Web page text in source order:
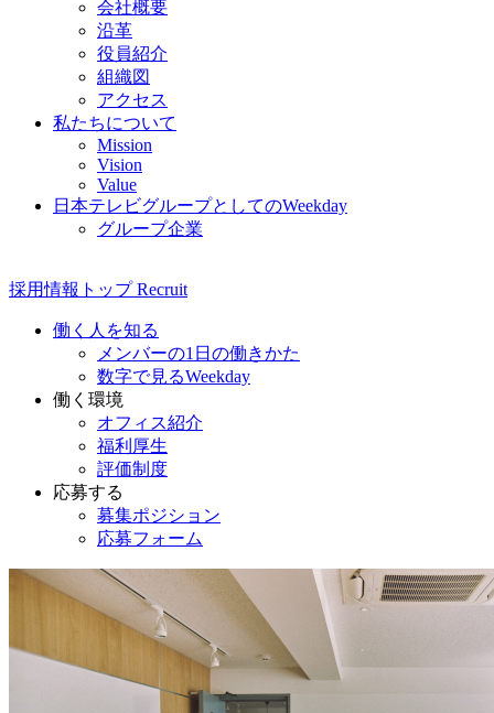
会社概要
沿革
役員紹介
組織図
アクセス
私たちについて
Mission
Vision
Value
日本テレビグループとしてのWeekday
グループ企業
採用情報 トップ Recruit
働く人を知る
メンバーの1日の働きかた
数字で見るWeekday
働く環境
オフィス紹介
福利厚生
評価制度
応募する
募集ポジション
応募フォーム